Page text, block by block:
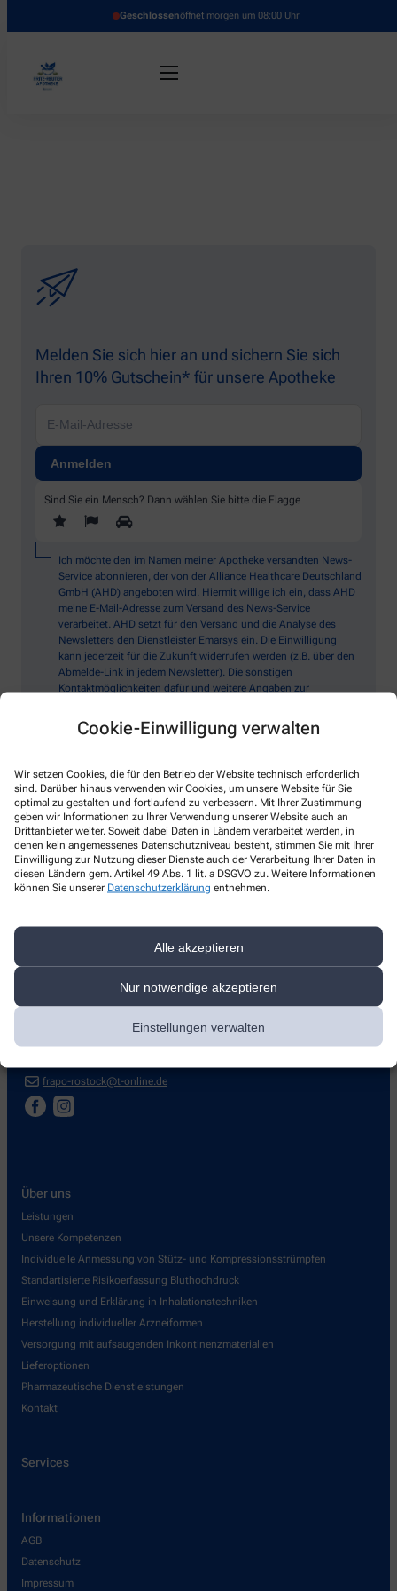
Cookie-Einwilligung verwalten
Wir setzen Cookies, die für den Betrieb der Website technisch erforderlich
sind. Darüber hinaus verwenden wir Cookies, um unsere Website für Sie
optimal zu gestalten und fortlaufend zu verbessern. Mit Ihrer Zustimmung
geben wir Informationen zu Ihrer Verwendung unserer Website auch an
Drittanbieter weiter. Soweit dabei Daten in Ländern verarbeitet werden, in
denen kein angemessenes Datenschutzniveau besteht, stimmen Sie mit Ihrer
Einwilligung zur Nutzung dieser Dienste auch der Verarbeitung Ihrer Daten in
diesen Ländern gem. Artikel 49 Abs. 1 lit. a DSGVO zu. Weitere Informationen
können Sie unserer Datenschutzerklärung entnehmen.
Alle akzeptieren
Nur notwendige akzeptieren
Einstellungen verwalten
Geschlossenöffnet morgen um 08:00 Uhr
Melden Sie sich hier an und sichern Sie sich
Ihren 10% Gutschein* für unsere Apotheke
Sind Sie ein Mensch? Dann wählen Sie bitte die Flagge
Ich möchte den im Namen meiner Apotheke versandten News-
Service abonnieren, der von der Alliance Healthcare Deutschland
GmbH (AHD) angeboten wird. Hiermit willige ich ein, dass AHD
meine E-Mail-Adresse zum Versand des News-Service
verarbeitet. AHD setzt für den Versand und die Analyse des
Newsletters den Dienstleister Emarsys ein. Die Einwilligung
kann jederzeit für die Zukunft widerrufen werden (z.B. über den
Abmelde-Link in jedem Newsletter). Die sonstigen
Kontaktmöglichkeiten dafür und weitere Angaben zur
gesamte Sortiment, ausgeschlossen rezeptpflichtige Produkte.
Kontakt
Fritz-Reuter-Apotheke
Doberaner Straße 43 B,18057 Rostock
frapo-rostock@t-online.de
Über uns
Leistungen
Unsere Kompetenzen
Individuelle Anmessung von Stütz- und Kompressionsstrümpfen
Standartisierte Risikoerfassung Bluthochdruck
Einweisung und Erklärung in Inhalationstechniken
Herstellung individueller Arzneiformen
Versorgung mit aufsaugenden Inkontinenzmaterialien
Lieferoptionen
Pharmazeutische Dienstleistungen
Kontakt
Services
Informationen
AGB
Datenschutz
Impressum